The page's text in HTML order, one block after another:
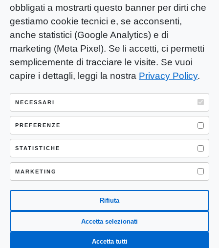
obbligati a mostrarti questo banner per dirti che
gestiamo cookie tecnici e, se acconsenti,
anche statistici (Google Analytics) e di
marketing (Meta Pixel). Se li accetti, ci permetti
semplicemente di tracciare le visite. Se vuoi
capire i dettagli, leggi la nostra Privacy Policy.
NECESSARI
PREFERENZE
STATISTICHE
MARKETING
Rifiuta
Accetta selezionati
Accetta tutti
YOU-ng Slow Journalism è una testata
giornalistica di proprietà di Mastino S.R.L.
Registrazione presso Trib. Santa Maria
Capua Vetere (CE) n° 900 del 31/01/2025 |
ISSN 3103-4683
P.IVA: 04755530617
Sede Legale: CASERTA – VIA LORENZO MARIA
NERONI 11 CAP 81100